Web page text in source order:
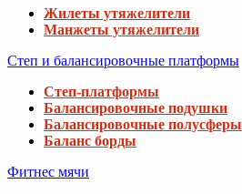
Жилеты утяжелители
Манжеты утяжелители
Степ и балансировочные платформы
Степ-платформы
Балансировочные подушки
Балансировочные полусферы
Баланс борды
Фитнес мячи